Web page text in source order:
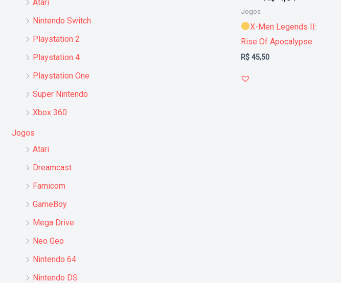
Atari
Nintendo Switch
Playstation 2
Playstation 4
Playstation One
Super Nintendo
Xbox 360
Jogos
Atari
Dreamcast
Famicom
GameBoy
Mega Drive
Neo Geo
Nintendo 64
Nintendo DS
Jogos
X-Men Legends II:
Rise Of Apocalypse
R$ 45,50